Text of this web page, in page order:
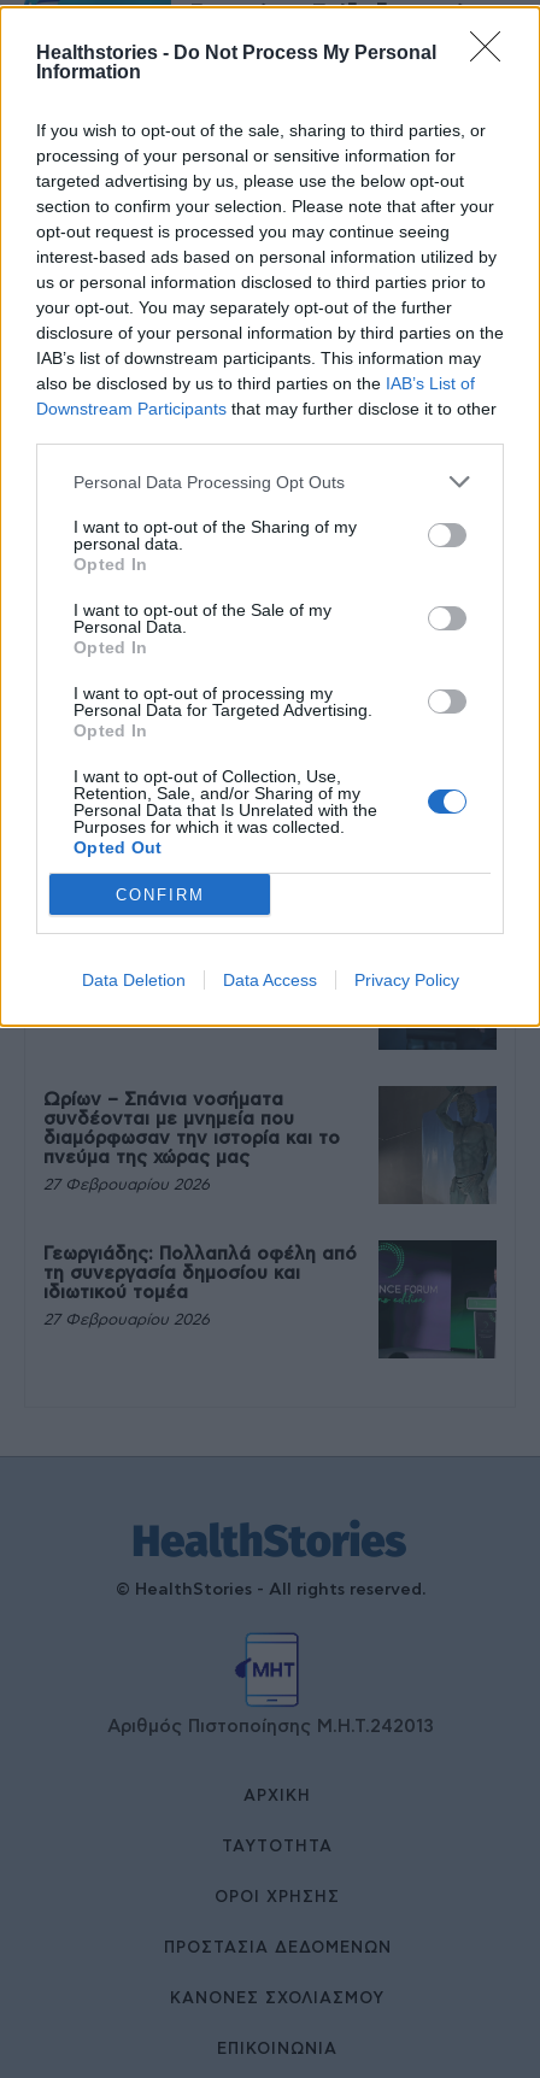
Healthstories - Do Not Process My Personal
Information
If you wish to opt-out of the sale, sharing to third parties, or
processing of your personal or sensitive information for
targeted advertising by us, please use the below opt-out
section to confirm your selection. Please note that after your
opt-out request is processed you may continue seeing
interest-based ads based on personal information utilized by
us or personal information disclosed to third parties prior to
your opt-out. You may separately opt-out of the further
disclosure of your personal information by third parties on the
IAB’s list of downstream participants. This information may
also be disclosed by us to third parties on the IAB’s List of
Downstream Participants that may further disclose it to other
Personal Data Processing Opt Outs
I want to opt-out of the Sharing of my
personal data.
Opted In
I want to opt-out of the Sale of my
Personal Data.
Opted In
I want to opt-out of processing my
Personal Data for Targeted Advertising.
Opted In
I want to opt-out of Collection, Use,
Retention, Sale, and/or Sharing of my
Personal Data that Is Unrelated with the
Purposes for which it was collected.
Opted Out
CONFIRM
Data Deletion Data Access Privacy Policy
ΕΥΕΞΊΑ
Σαγιονάρες: Τι έδειξε το πείραμα
δύο Αμερικανών δημοσιογράφων
29 Ιουλίου 2024
Ηλιακό έγκαυμα και ξεφλούδισμα:
Αυτός είναι ο σωστός τρόπος
αντιμετώπισης
16 Ιουλίου 2024
Υπεριδρωσία: Οι κίνδυνοι, το
άγχος και η απλή θεραπεία των
20 λεπτών
1 Ιουλίου 2024
1 2 3
9 πράγματα που δεν πρέπει να
λέτε σε έναν επισκέπτη
27 Φεβρουαρίου 2026
Πάνω από 100 μωρά έχουν
γεννηθεί μέσω εξωσωματικής, με
την υποστήριξη της Be-Live
27 Φεβρουαρίου 2026
πάντα μετά την άσκηση
Ωρίων – Σπάνια νοσήματα
συνδέονται με μνημεία που
διαμόρφωσαν την ιστορία και το
πνεύμα της χώρας μας
27 Φεβρουαρίου 2026
Γεωργιάδης: Πολλαπλά οφέλη από
τη συνεργασία δημοσίου και
ιδιωτικού τομέα
27 Φεβρουαρίου 2026
© HealthStories - All rights reserved.
Αριθμός Πιστοποίησης Μ.Η.Τ.242013
ΑΡΧΙΚΉ
ΤΑΥΤΌΤΗΤΑ
ΌΡΟΙ ΧΡΉΣΗΣ
ΠΡΟΣΤΑΣΙΑ ΔΕΔΟΜΕΝΩΝ
ΚΑΝΟΝΕΣ ΣΧΟΛΙΑΣΜΟΥ
ΕΠΙΚΟΙΝΩΝΊΑ